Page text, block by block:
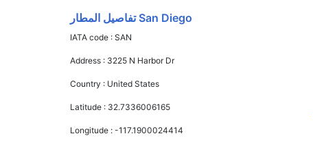
San Diego تفاصيل المطار
IATA code :SAN
Address : 3225 N Harbor Dr
Country : United States
Latitude : 32.7336006165
Longitude :-117.1900024414